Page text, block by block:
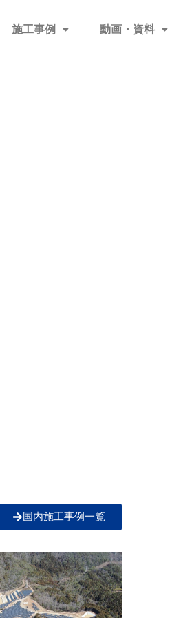
施工事例 動画・資料
国内施工事例一覧